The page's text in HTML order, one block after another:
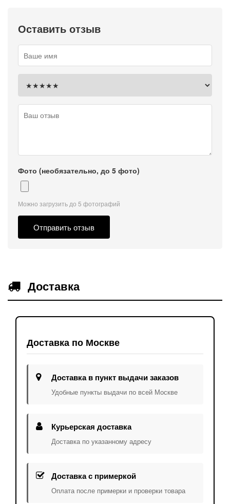
Оставить отзыв
Фото (необязательно, до 5 фото)
Можно загрузить до 5 фотографий
Отправить отзыв
Доставка
Доставка по Москве
Доставка в пункт выдачи заказов
Удобные пункты выдачи по всей Москве
Курьерская доставка
Доставка по указанному адресу
Доставка с примеркой
Оплата после примерки и проверки товара